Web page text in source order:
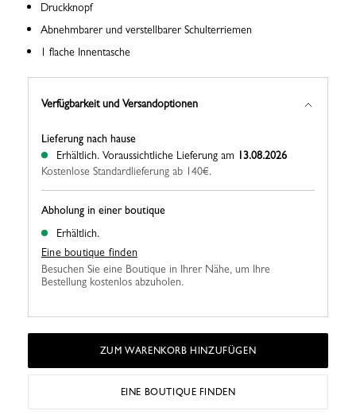
Druckknopf
Abnehmbarer und verstellbarer Schulterriemen
1 flache Innentasche
Verfügbarkeit und Versandoptionen
Abholung in einer boutique
Erhältlich.
Eine boutique finden
Besuchen Sie eine Boutique in Ihrer Nähe, um Ihre
Bestellung kostenlos abzuholen.
Lieferung nach hause
Erhältlich. Voraussichtliche Lieferung am 13.08.2026
Kostenlose Standardlieferung ab 140€.
ZUM WARENKORB HINZUFÜGEN
EINE BOUTIQUE FINDEN